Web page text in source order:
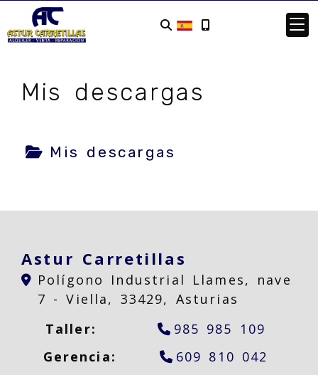
Mis descargas
Mis descargas
Astur Carretillas
Polígono Industrial Llames, nave
7 -Viella, 33429, Asturias
Taller:
985 985 109
Gerencia:
609 810 042